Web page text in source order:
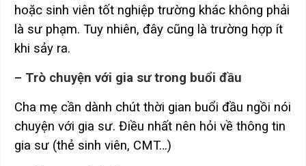
hoặc sinh viên tốt nghiệp trường khác không phải
là sư phạm. Tuy nhiên, đây cũng là trường hợp ít
khi sảy ra.
– Trò chuyện với gia sư trong buổi đầu
Cha mẹ cần dành chút thời gian buổi đầu ngồi nói
chuyện với gia sư. Điều nhất nên hỏi về thông tin
gia sư (thẻ sinh viên, CMT…)